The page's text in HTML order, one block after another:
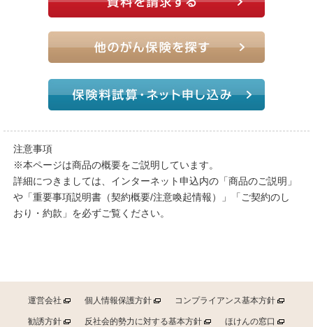
注意事項
※本ページは商品の概要をご説明しています。
詳細につきましては、インターネット申込内の「商品のご説明」
や「重要事項説明書（契約概要/注意喚起情報）」「ご契約のし
おり・約款」を必ずご覧ください。
運営会社 個人情報保護方針 コンプライアンス基本方針
勧誘方針 反社会的勢力に対する基本方針 ほけんの窓口